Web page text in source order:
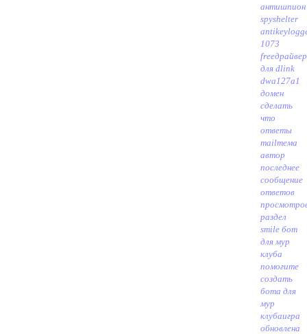
антишпион
spyshelter
1073
freeдрайвер
для dlink
dwa127a1
домен
сделать
что
ответы
mailтема
автор
последнее
сообщение
ответов
раздел
smile бот
для мур
клуба
помогите
создать
бота для
мур
клубаигра
обновлена